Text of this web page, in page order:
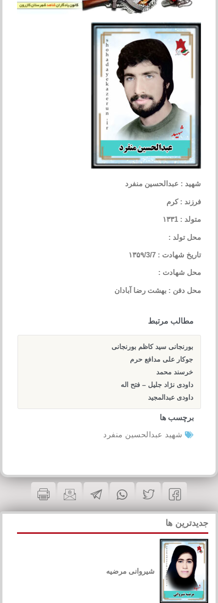
شهید : عبدالحسین منفرد
فرزند : کرم
متولد : ۱۳۳1
محل تولد :
تاریخ شهادت : ۱۳۵۹/3/7
محل شهادت :
محل دفن : بهشت رضا آبادان
مطالب مرتبط
بورنجانی سید کاظم بورنجانی
جوکار علی مدافع حرم
خرسند محمد
داودی نژاد جلیل – فتح اله
داودی عبدالمجید
برچسب ها
شهید عبدالحسین منفرد
جدیدترین ها
شیروانی مرضیه